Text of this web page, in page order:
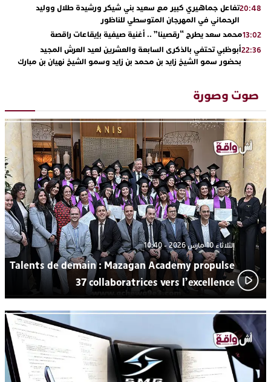
20:48تفاعل جماهيري كبير مع سعيد بني شيكر ورشيدة طلال ووليد
الرحماني في المهرجان المتوسطي للناظور
13:02محمد سعد يطرح “رقصينا” .. أغنية صيفية بإيقاعات راقصة
22:36أبوظبي تحتفي بالذكرى السابعة والعشرين لعيد العرش المجيد
بحضور سمو الشيخ زايد بن محمد بن زايد وسمو الشيخ نهيان بن مبارك
“كوفرة فالغيس”
19:11يقظة أمنية تنهي كابوس الفتاة القاصر: كواليس مثيرة لعملية تحرير
17:27 اتحاد المقاولات الإعلامية يقود قاطرة التكوين بالجديدة ويستضيف
الإعلامي سعيد بلفقير في دورة استثنائية
23:18ترسيخا لثقافة ترشيد الموارد المائية.. اختتام فعاليات النسخة الثانية
من “القرية الذكية للماء” بمركز الاصطياف ببوزنيقة
صوت وصورة
الثلاثاء 10 مارس 2026 - 10:40
Talents de demain : Mazagan Academy propulse
37 collaboratrices vers l’excellence